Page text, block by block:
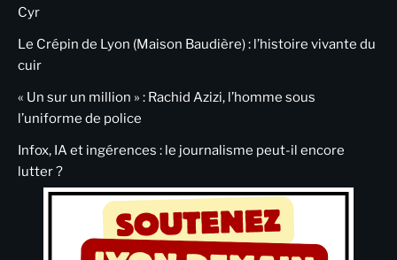
Cyr
Le Crépin de Lyon (Maison Baudière) : l’histoire vivante du
cuir
« Un sur un million » : Rachid Azizi, l’homme sous
l’uniforme de police
Infox, IA et ingérences : le journalisme peut-il encore
lutter ?